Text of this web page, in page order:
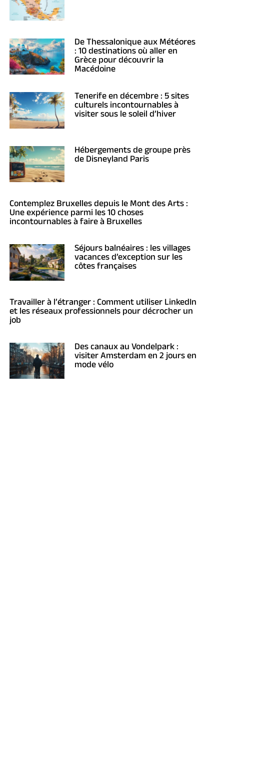
De Thessalonique aux Météores
: 10 destinations où aller en
Grèce pour découvrir la
Macédoine
Tenerife en décembre : 5 sites
culturels incontournables à
visiter sous le soleil d’hiver
Hébergements de groupe près
de Disneyland Paris
Contemplez Bruxelles depuis le Mont des Arts :
Une expérience parmi les 10 choses
incontournables à faire à Bruxelles
Séjours balnéaires : les villages
vacances d’exception sur les
côtes françaises
Travailler à l’étranger : Comment utiliser LinkedIn
et les réseaux professionnels pour décrocher un
job
Des canaux au Vondelpark :
visiter Amsterdam en 2 jours en
mode vélo